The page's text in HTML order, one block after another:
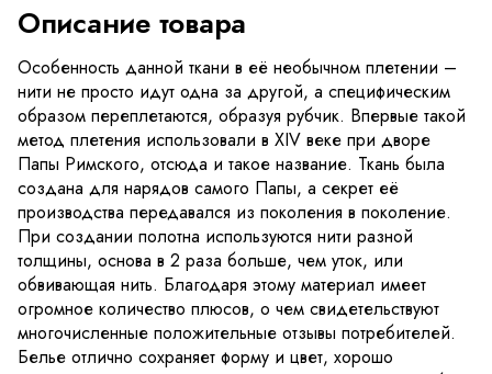
Описание товара
Особенность данной ткани в её необычном плетении –
нити не просто идут одна за другой, а специфическим
образом переплетаются, образуя рубчик. Впервые такой
метод плетения использовали в XIV веке при дворе
Папы Римского, отсюда и такое название. Ткань была
создана для нарядов самого Папы, а секрет её
производства передавался из поколения в поколение.
При создании полотна используются нити разной
толщины, основа в 2 раза больше, чем уток, или
обвивающая нить. Благодаря этому материал имеет
огромное количество плюсов, о чем свидетельствуют
многочисленные положительные отзывы потребителей.
Белье отлично сохраняет форму и цвет, хорошо